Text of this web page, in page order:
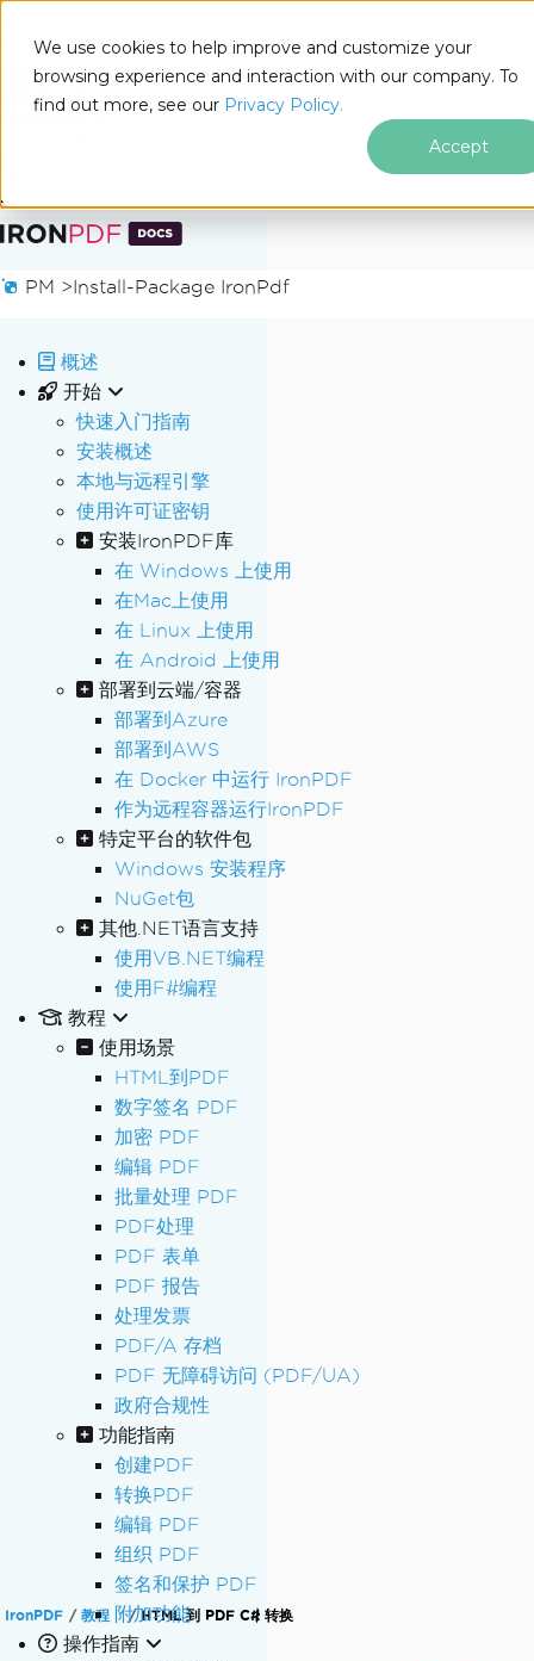
We use cookies to help improve and customize your
browsing experience and interaction with our company. To
find out more, see our Privacy Policy.
Accept
跳至页脚内容
Docs
PM >Install-Package IronPdf
概述
开始
快速入门指南
安装概述
本地与远程引擎
使用许可证密钥
安装IronPDF库
在 Windows 上使用
在Mac上使用
在 Linux 上使用
在 Android 上使用
部署到云端/容器
部署到Azure
部署到AWS
在 Docker 中运行 IronPDF
作为远程容器运行IronPDF
特定平台的软件包
Windows 安装程序
NuGet包
其他.NET语言支持
使用VB.NET编程
使用F#编程
教程
使用场景
HTML到PDF
数字签名 PDF
加密 PDF
编辑 PDF
批量处理 PDF
PDF处理
PDF 表单
PDF 报告
处理发票
PDF/A 存档
PDF 无障碍访问 (PDF/UA)
政府合规性
功能指南
创建PDF
转换PDF
编辑 PDF
组织 PDF
签名和保护 PDF
附加功能
操作指南
IronPDF 教程 HTML 到 PDF C# 转换